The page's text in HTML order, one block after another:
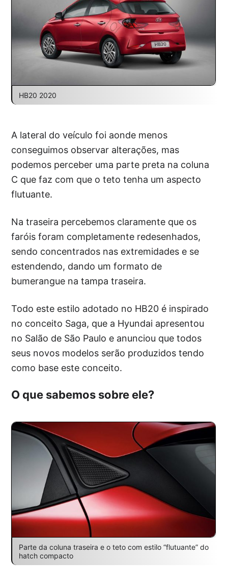
HB20 2020
A lateral do veículo foi aonde menos
conseguimos observar alterações, mas
podemos perceber uma parte preta na coluna
C que faz com que o teto tenha um aspecto
flutuante.
Na traseira percebemos claramente que os
faróis foram completamente redesenhados,
sendo concentrados nas extremidades e se
estendendo, dando um formato de
bumerangue na tampa traseira.
Todo este estilo adotado no HB20 é inspirado
no conceito Saga, que a Hyundai apresentou
no Salão de São Paulo e anunciou que todos
seus novos modelos serão produzidos tendo
como base este conceito.
O que sabemos sobre ele?
Parte da coluna traseira e o teto com estilo “flutuante” do
hatch compacto